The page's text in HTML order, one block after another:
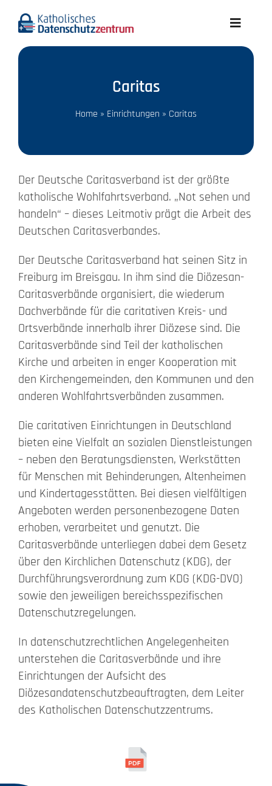
Toggle
Aktuelles
Recht
Infothek
Meldungen
Beschwerde
Kontakt
Search
for:
Caritas
Home » Einrichtungen » Caritas
Der Deutsche Caritasverband ist der größte
katholische Wohlfahrtsverband. „Not sehen und
handeln“ – dieses Leitmotiv prägt die Arbeit des
Deutschen Caritasverbandes.
Der Deutsche Caritasverband hat seinen Sitz in
Freiburg im Breisgau. In ihm sind die Diözesan-
Caritasverbände organisiert, die wiederum
Dachverbände für die caritativen Kreis- und
Ortsverbände innerhalb ihrer Diözese sind. Die
Caritasverbände sind Teil der katholischen
Kirche und arbeiten in enger Kooperation mit
den Kirchengemeinden, den Kommunen und den
anderen Wohlfahrtsverbänden zusammen.
Die caritativen Einrichtungen in Deutschland
bieten eine Vielfalt an sozialen Dienstleistungen
– neben den Beratungsdiensten, Werkstätten
für Menschen mit Behinderungen, Altenheimen
und Kindertagesstätten. Bei diesen vielfältigen
Angeboten werden personenbezogene Daten
erhoben, verarbeitet und genutzt. Die
Caritasverbände unterliegen dabei dem Gesetz
über den Kirchlichen Datenschutz (KDG), der
Durchführungsverordnung zum KDG (KDG-DVO)
sowie den jeweiligen bereichsspezifischen
Datenschutzregelungen.
In datenschutzrechtlichen Angelegenheiten
unterstehen die Caritasverbände und ihre
Einrichtungen der Aufsicht des
Diözesandatenschutzbeauftragten, dem Leiter
des Katholischen Datenschutzzentrums.